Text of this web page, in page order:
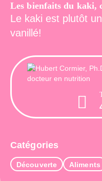
Les bienfaits du kaki,
Le kaki est plutôt
vanillé!
Catégories
Découverte Aliments